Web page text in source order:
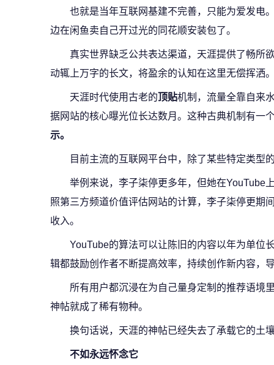
也就是当年互联网基建不完善，只能为爱发电
边在闲鱼卖自己开过光的同花顺安装包了。
真实世界缺乏公共表达渠道，天涯提供了畅所
动辄上万字的长文，将盈余的认知在这里无偿挥洒
天涯时代使用古老的顶贴机制，流量全靠自来
据网站的核心曝光位长达数月。这种古典机制有一
示。
目前主流的互联网平台中，除了某些特定类型
举例来说，李子柒停更多年，但她在YouTube
照第三方频道价值评估网站的计算，李子柒停更期
收入。
YouTube的算法可以让陈旧的内容以年为单位
辑都鼓励创作者不断提高效率，持续创作新内容，
所有用户都沉浸在为自己量身定制的推荐语境
神帖就成了稀有物种。
换句话说，天涯的神帖已经失去了承载它的土
不如永远怀念它